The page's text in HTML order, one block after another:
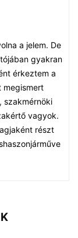
a jelem. De
gyakran
érkeztem a
megismert
szakmérnöki
vagyok.
részt